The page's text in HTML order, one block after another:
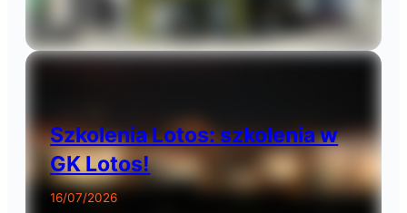
Szkolenia Lotos: szkolenia w
GK Lotos!
16/07/2026